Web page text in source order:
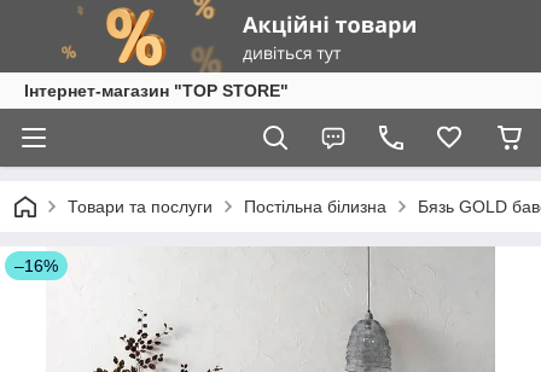
Інтернет-магазин "TOP STORE"
Товари та послуги Постільна білизна Бязь GOLD
–16%